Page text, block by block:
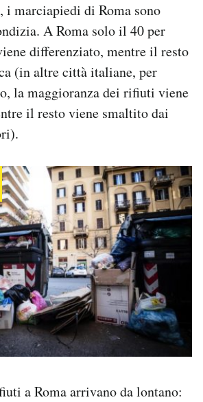
marciapiedi di Roma sono
A Roma solo il 40 per
differenziato, mentre il resto
(in altre città italiane, per
la maggioranza dei rifiuti viene
il resto viene smaltito dai
a Roma arrivano da lontano: